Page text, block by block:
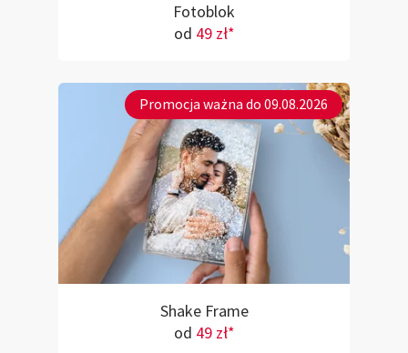
Fotoblok
od 49 zł*
Promocja ważna do 09.08.2026
Shake Frame
od 49 zł*